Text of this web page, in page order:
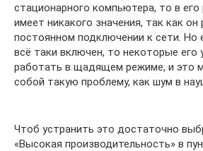
стационарного компьютера, то в его
имеет никакого значения, так как он
постоянном подключении к сети. Но
всё таки включен, то некоторые его
работать в щадящем режиме, и это
собой такую проблему, как шум в
Чтоб устранить это достаточно
«Высокая производительность» в